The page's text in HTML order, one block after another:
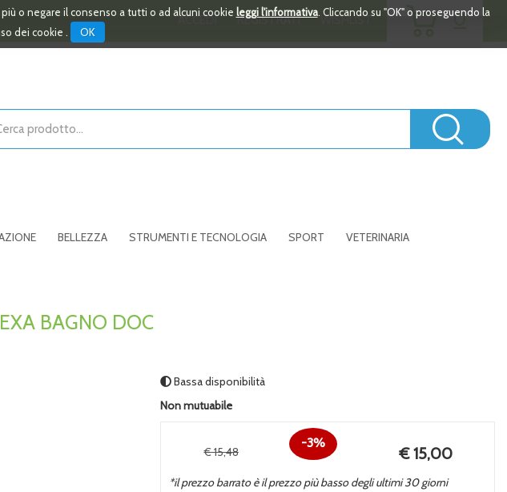
o negare il consenso a tutti o ad alcuni cookie leggi l'informativa. Cliccando su "OK" o proseguendo la
dei cookie .
OK
ACCEDI REGISTRATI WISHLIST 0
ARTICOLI
BELLEZZA STRUMENTI E TECNOLOGIA SPORT VETERINARIA
BAGNO DOC
Bassa disponibilità
Non mutuabile
Sconto
3%
€ 15,48
Prezzo
scontato
€ 15,00
*il prezzo barrato è il prezzo più basso degli ultimi 30 giorni